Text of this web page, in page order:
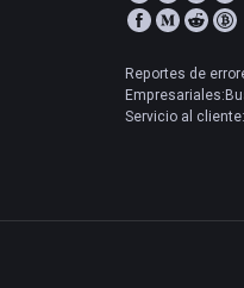
Reportes de
Servicio al